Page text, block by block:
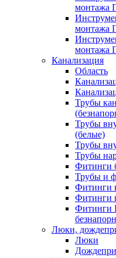
монтажа
монтажа
монтажа
Канализация
Область
Трубы
Трубы
(белые)
Трубы
Трубы
Фитинги
Трубы и
Фитинги
Фитинги
Фитинги
Люки,
Люки